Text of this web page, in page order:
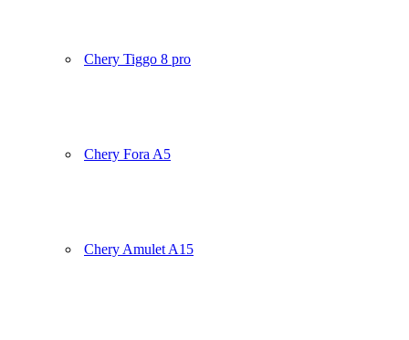
Chery Tiggo 8 pro
Chery Fora A5
Chery Amulet A15